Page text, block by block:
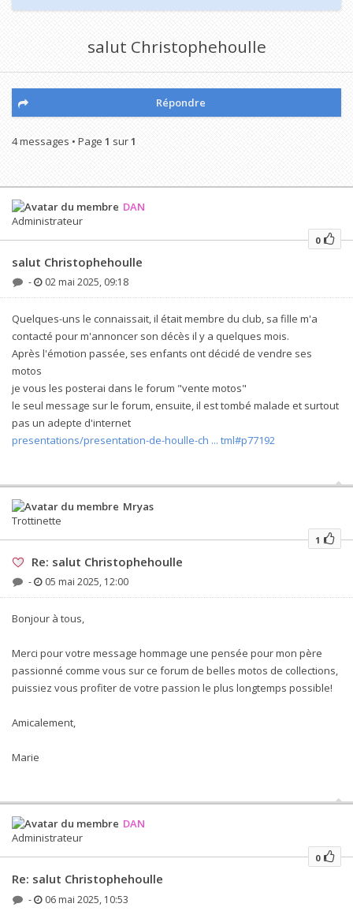
salut Christophehoulle
Répondre
4 messages • Page 1 sur1
DAN
Administrateur
salut Christophehoulle
- 02 mai 2025, 09:18
Quelques-uns le connaissait, il était membre du club, sa fille m'a
contacté pour m'annoncer son décès il y a quelques mois.
Après l'émotion passée, ses enfants ont décidé de vendre ses
motos
je vous les posterai dans le forum "vente motos"
le seul message sur le forum, ensuite, il est tombé malade et surtout
pas un adepte d'internet
presentations/presentation-de-houlle-ch ... tml#p77192
0
Mryas
Trottinette
Re: salut Christophehoulle
- 05 mai 2025, 12:00
Bonjour à tous,
Merci pour votre message hommage une pensée pour mon père
passionné comme vous sur ce forum de belles motos de collections,
puissiez vous profiter de votre passion le plus longtemps possible!
Amicalement,
Marie
1
DAN
Administrateur
Re: salut Christophehoulle
- 06 mai 2025, 10:53
0